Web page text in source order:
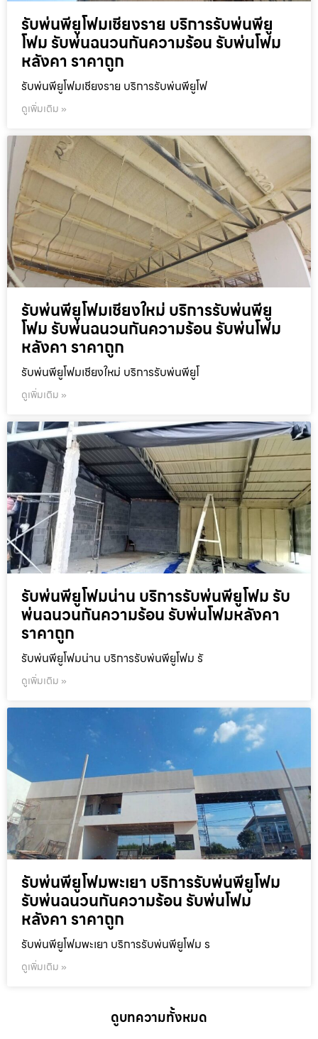
รับพ่นพียูโฟมเชียงราย บริการรับพ่นพียู
โฟม รับพ่นฉนวนกันความร้อน รับพ่นโฟม
หลังคา ราคาถูก
รับพ่นพียูโฟมเชียงราย บริการรับพ่นพียูโฟ
ดูเพิ่มเติม »
รับพ่นพียูโฟมเชียงใหม่ บริการรับพ่นพียู
โฟม รับพ่นฉนวนกันความร้อน รับพ่นโฟม
หลังคา ราคาถูก
รับพ่นพียูโฟมเชียงใหม่ บริการรับพ่นพียูโ
ดูเพิ่มเติม »
รับพ่นพียูโฟมน่าน บริการรับพ่นพียูโฟม รับ
พ่นฉนวนกันความร้อน รับพ่นโฟมหลังคา
ราคาถูก
รับพ่นพียูโฟมน่าน บริการรับพ่นพียูโฟม รั
ดูเพิ่มเติม »
รับพ่นพียูโฟมพะเยา บริการรับพ่นพียูโฟม
รับพ่นฉนวนกันความร้อน รับพ่นโฟม
หลังคา ราคาถูก
รับพ่นพียูโฟมพะเยา บริการรับพ่นพียูโฟม ร
ดูเพิ่มเติม »
ดูบทความทั้งหมด